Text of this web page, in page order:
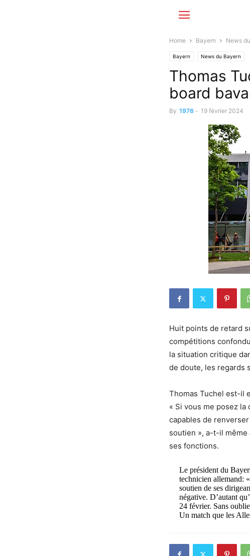
Home Bayern News
Bayern News du Bayern
Thomas
board
By 1976 - 19 février 2024
Huit points de retard
compétitions
la situation critique
de doute, les regards
Thomas Tuchel est-il
« Si vous me posez
capables de
soutien », a-t-il même
ses fonctions.
Le président du
technicien allemand:
soutien de ses
négative. D’autant
24 février. Sans
Un match que les